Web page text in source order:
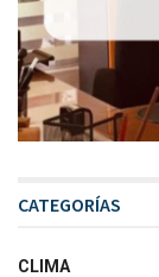
CATEGORÍAS
CLIMA